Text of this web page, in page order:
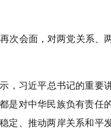
次会面，对两党关系、
，习近平总书记的重要
是对中华民族负有责任
定、推动两岸关系和平